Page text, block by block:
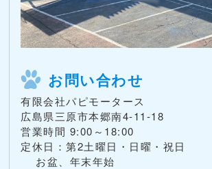
お問い合わせ
有限会社パピモータース
広島県三原市本郷南4-11-18
営業時間 9:00～18:00
定休日：第2土曜日・日曜・祝日
お盆、年末年始